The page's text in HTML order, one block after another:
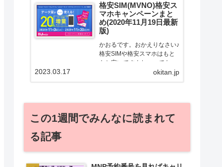
格安SIM(MVNO)格安ス
マホキャンペーンまと
め(2020年11月19日最新
版)
かおるです。おかえりなさい♪
格安SIMや格安スマホはもと
もと安いですよねー。でも！
どうせ契約するなら安くお得
かおるが調べた案件をこっ
そ...
okitan.jp
2023.03.17
この1週間でみんなに読まれて
る記事